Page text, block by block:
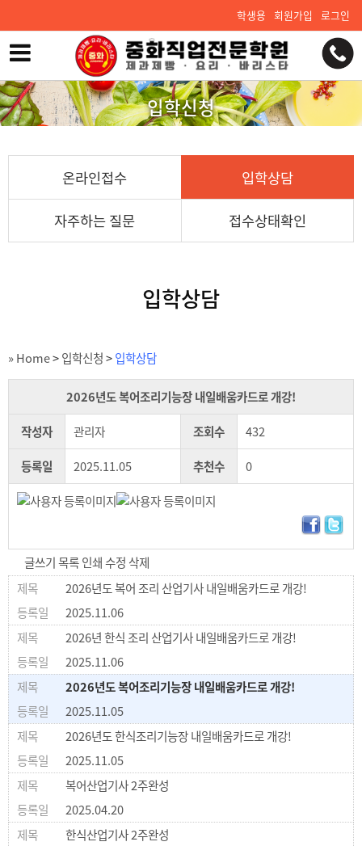
학생용 회원가입 로그인
입학신청
온라인접수 입학상담
자주하는 질문 접수상태확인
입학상담
» Home>입학신청>입학상담
2026년도 복어조리기능장 내일배움카드로 개강!
작성자
관리자 조회수
432
등록일
2025.11.05 추천수 0
글쓰기목록인쇄수정 삭제
2026년도 복어 조리 산업기사 내일배움카드로 개강!
2025.11.06
2026년 한식 조리 산업기사 내일배움카드로 개강!
2025.11.06
2026년도 복어조리기능장 내일배움카드로 개강!
2025.11.05
2026년도 한식조리기능장 내일배움카드로 개강!
2025.11.05
복어산업기사 2주완성
2025.04.20
한식산업기사 2주완성